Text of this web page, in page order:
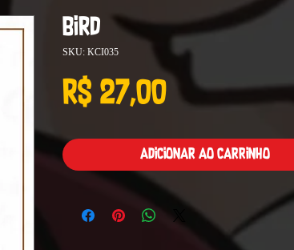
Bird
SKU: KCI035
R$ 27,00Preço
Adicionar ao carrinho